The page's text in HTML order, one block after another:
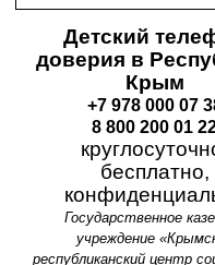
Детский
доверия в
Крым
+7 978 000 07
8 800 200 01
бесплатно,
Государственное
учреждение
республиканский центр